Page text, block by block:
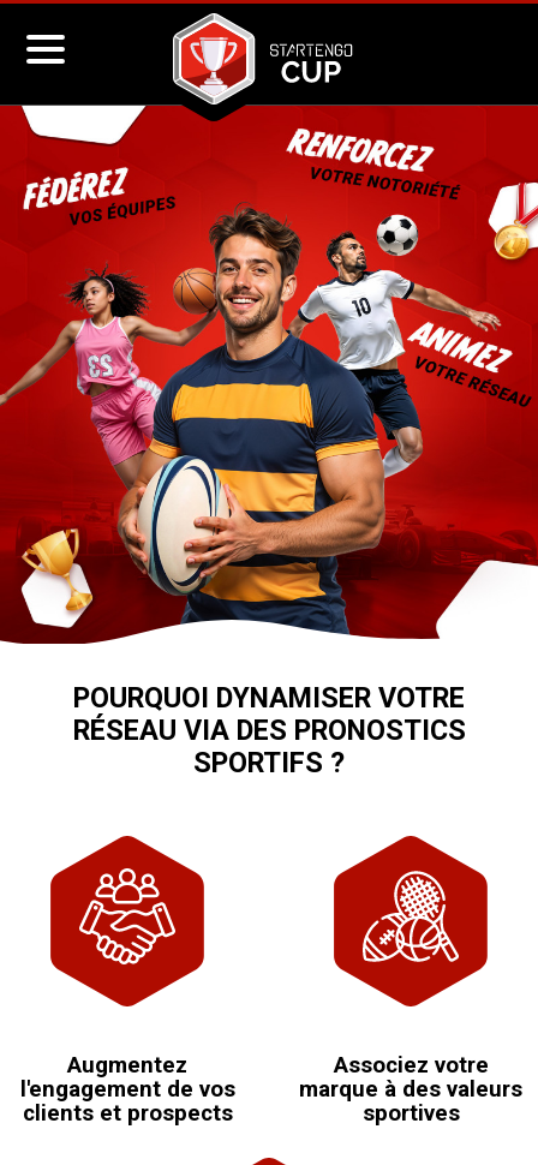
Aller au contenu principal
POURQUOI DYNAMISER VOTRE
RÉSEAU VIA DES PRONOSTICS
SPORTIFS ?
Augmentez
l'engagement de vos
clients et prospects
Associez votre
marque à des valeurs
sportives